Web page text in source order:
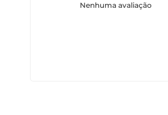
Nenhuma avaliação